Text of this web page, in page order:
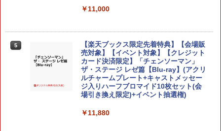
￥10,737
￥7,681
￥7,828
￥8,999
5
スプラトゥーン レイダース BEE-P-AAD
LA SW2 任天堂 [Switch2 ソフト]
￥7,480
【新品】PS5 グランド・セフト・オート
V【CERO:Z】【メール便】
￥4,290
機 オートクリッカー 連打装置 USB給電
クリップ式 スマホ自動操作 日本語説明
書付き iPhone/Android対応 いいね/ゲ
ーム周回/ライブ/推し活対応 (ホワイト)
￥1,380
￥11,000
5
【楽天ブックス限定先着特典】【会場販
売対象】【イベント対象】【クレジット
カード決済限定】「チェンソーマン」
ザ・ステージ レゼ篇【Blu-ray】(アクリ
ルチャームプレート+キャストメッセー
ジ入りハーフブロマイド10枚セット(会
場引き換え限定)+イベント抽選権)
￥11,880